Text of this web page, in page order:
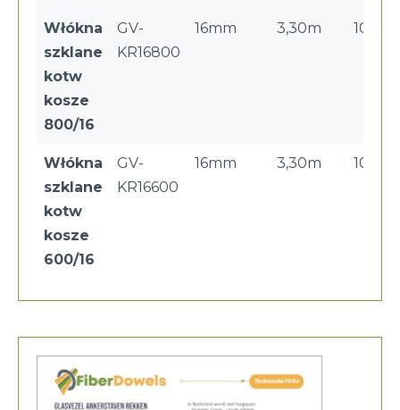
Włókna
szklane
kotw
kosze
800/16
GV-
KR16800
16mm 3,30m 10cm
Włókna
szklane
kotw
kosze
600/16
GV-
KR16600
16mm 3,30m 10cm